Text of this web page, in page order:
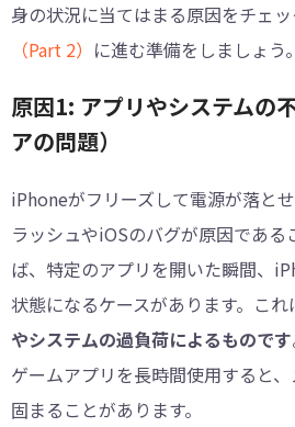
身の状況に当てはまる原因をチェ
（Part 2） に進む準備をしましょう。
原因1: アプリやシステムの
アの問題）
iPhoneがフリーズして電源が落と
ラッシュやiOSのバグが原因である
ば、特定のアプリを開いた瞬間、
状態になるケースがあります。これ
やシステムの過負荷によるものです
ゲームアプリを長時間使用すると
固まることがあります。